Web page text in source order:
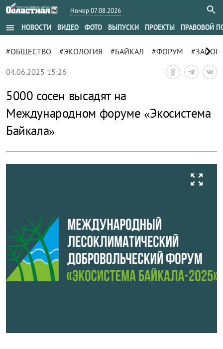
Номер 07.08.2026
menu НОВОСТИ ВИДЕО ФОТО ВЫПУСКИ ПРОЕКТЫ ПРАВОВОЙ
#ОБЩЕСТВО #ЭКОЛОГИЯ #БАЙКАЛ #ФОРУМ chevron_right
04.06.2025 15:26
5000 сосен высадят на
Международном форуме «Экосистема
Байкала»
zoom_out_map